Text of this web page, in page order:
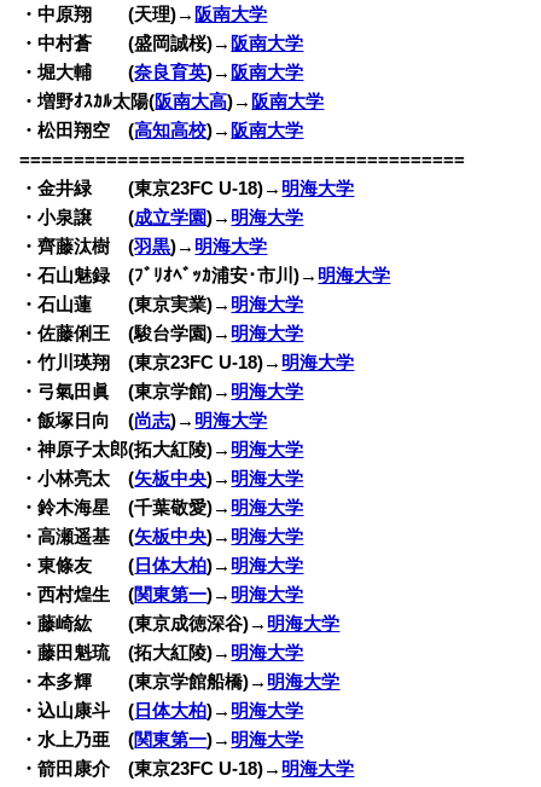
・中原翔 (天理)→ 阪南大学
・中村蒼 (盛岡誠桜)→ 阪南大学
・堀大輔 (奈良育英)→ 阪南大学
・増野ｵｽｶﾙ太陽(阪南大高)→ 阪南大学
・松田翔空 (高知高校)→ 阪南大学
=========================================
・金井緑 (東京23FC U-18)→ 明海大学
・小泉譲 (成立学園)→ 明海大学
・齊藤汰樹 (羽黒)→ 明海大学
・石山魅録 (ﾌﾞﾘｵﾍﾞｯｶ浦安･市川)→ 明海大学
・石山蓮 (東京実業)→ 明海大学
・佐藤俐王 (駿台学園)→ 明海大学
・竹川瑛翔 (東京23FC U-18)→ 明海大学
・弓氣田眞 (東京学館)→ 明海大学
・飯塚日向 (尚志)→ 明海大学
・神原子太郎(拓大紅陵)→ 明海大学
・小林亮太 (矢板中央)→ 明海大学
・鈴木海星 (千葉敬愛)→ 明海大学
・高瀬遥基 (矢板中央)→ 明海大学
・東條友 ( 日体大柏)→ 明海大学
・西村煌生 (関東第一)→ 明海大学
・藤崎紘 (東京成徳深谷)→ 明海大学
・藤田魁琉 (拓大紅陵)→ 明海大学
・本多輝 (東京学館船橋)→ 明海大学
・込山康斗 ( 日体大柏)→ 明海大学
・水上乃亜 (関東第一)→ 明海大学
・箭田康介 (東京23FC U-18)→ 明海大学